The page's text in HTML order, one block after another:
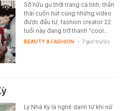
Sở hữu gu thời trang cá tính, thần
thái cuốn hút cùng những video
được đầu tư, fashion creator 22
tuổi này đang trở thành "cool…
BEAUTY & FASHION - 7 giờ trước
Lý Nhã Kỳ là nghệ danh từ khi nữ